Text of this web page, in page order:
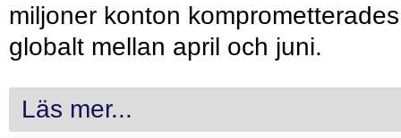
miljoner konton komprometterades
globalt mellan april och juni.
Läs mer...